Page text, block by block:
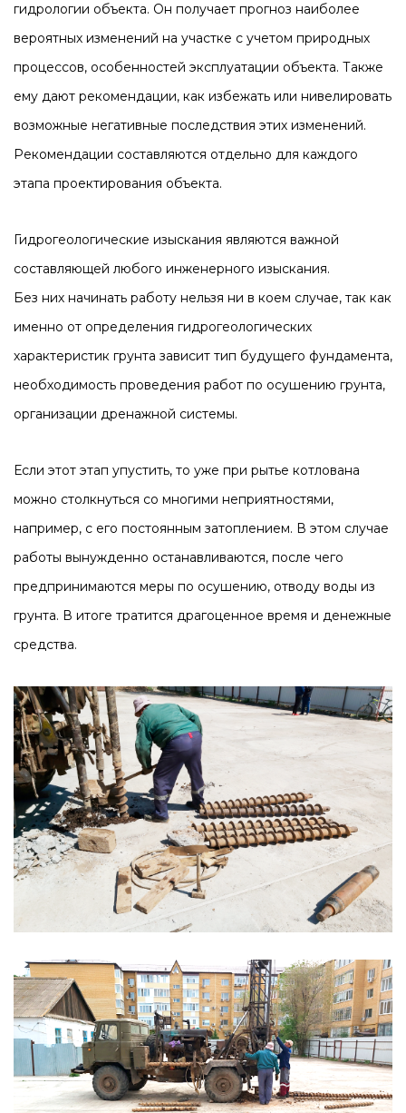
гидрологии объекта. Он получает прогноз наиболее
вероятных изменений на участке с учетом природных
процессов, особенностей эксплуатации объекта. Также
ему дают рекомендации, как избежать или нивелировать
возможные негативные последствия этих изменений.
Рекомендации составляются отдельно для каждого
этапа проектирования объекта.
Гидрогеологические изыскания являются важной
составляющей любого инженерного изыскания.
Без них начинать работу нельзя ни в коем случае, так как
именно от определения гидрогеологических
характеристик грунта зависит тип будущего фундамента,
необходимость проведения работ по осушению грунта,
организации дренажной системы.
Если этот этап упустить, то уже при рытье котлована
можно столкнуться со многими неприятностями,
например, с его постоянным затоплением. В этом случае
работы вынужденно останавливаются, после чего
предпринимаются меры по осушению, отводу воды из
грунта. В итоге тратится драгоценное время и денежные
средства.